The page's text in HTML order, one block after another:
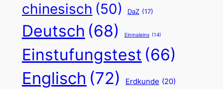
chinesisch (50) DaZ (17)
Deutsch (68) Einmaleins (14)
Einstufungstest (66)
Englisch (72) Erdkunde (20)